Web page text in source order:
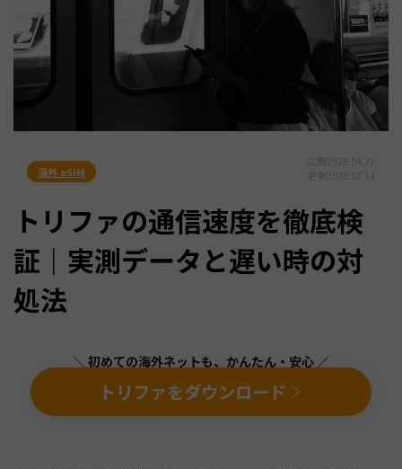
海外 eSIM
トリファの通信速度を徹底検
証｜実測データと遅い時の対
処法
＼ 初めての海外ネットも、かんたん・安心 ／
トリファをダウンロード